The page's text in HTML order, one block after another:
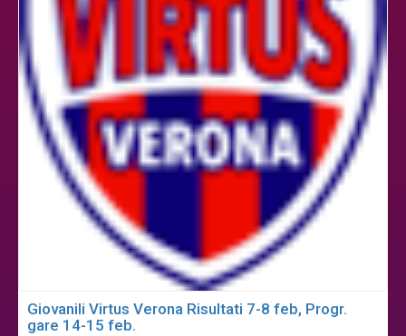
Giovanili Virtus Verona Risultati 7-8 feb, Progr.
gare 14-15 feb.